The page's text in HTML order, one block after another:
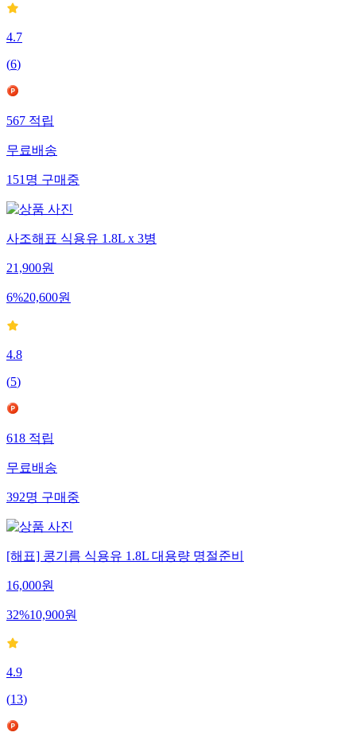
4.7
(6)
567 적립
무료배송
151 명 구매중
사조해표 식용유 1.8L x 3병
21,900원
6%20,600원
4.8
(5)
618 적립
무료배송
392명 구매중
[해표] 콩기름 식용유 1.8L 대용량 명절준비
16,000원
32%10,900원
4.9
(13)